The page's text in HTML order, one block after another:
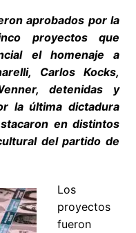
aprobados por la
proyectos que
el homenaje a
Carlos Kocks,
detenidas y
la última dictadura
en distintos
del partido de
Los
proyectos
fueron